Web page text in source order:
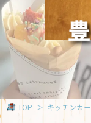
TOP キッチンカー